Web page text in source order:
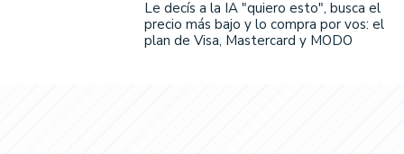
Le decís a la IA "quiero esto", busca el
precio más bajo y lo compra por vos: el
plan de Visa, Mastercard y MODO